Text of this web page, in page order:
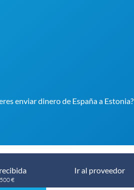
enviar dinero de España a Estonia?
€
Ir al proveedor